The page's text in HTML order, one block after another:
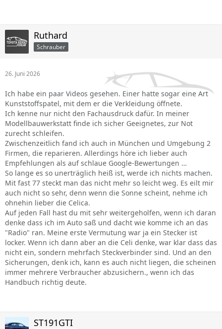
Ruthard
Schrauber
26. Juni 2026
Ich habe ein paar Videos gesehen. Einer hatte sogar eine Art
Kunststoffspatel, mit dem er die Verkleidung öffnete.
Ich kenne nur nicht den Fachausdruck dafür. In meiner
Modellbauwerkstatt finde ich sicher Geeignetes, zur Not
zurecht schleifen.
Zwischenzeitlich fand ich auch in München und Umgebung 2
Firmen, die reparieren. Allerdings höre ich lieber auch
Empfehlungen als auf schlaue Google-Bewertungen …
So lange es so unerträglich heiß ist, werde ich nichts machen.
Mit fast 77 steckt man das nicht mehr so leicht weg. Es eilt mir
auch nicht so sehr, denn wenn die Sonne scheint, nehme ich
ohnehin lieber die Celica.
Auf jeden Fall hast du mit sehr weitergeholfen, wenn ich daran
denke dass ich im Auto saß und dacht wie komme ich an das
"Radio" ran. Meine erste Vermutung war ja ein Stecker ist
locker. Wenn ich dann aber an die Celi denke, war klar dass das
nicht ein, sondern mehrfach Steckverbinder sind. Und an den
Sicherungen, denk ich, kann es auch nicht liegen, die scheinen
immer mehrere Verbraucher abzusichern., wenn ich das
Handbuch richtig deute.
ST191GTI